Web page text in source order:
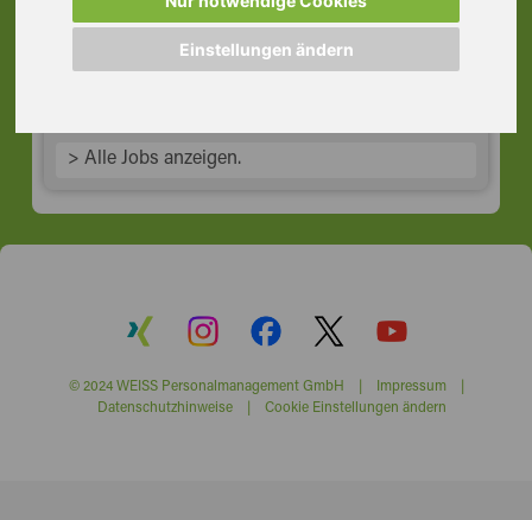
Einstellungen ändern
97082 Würzburg
> Alle Jobs anzeigen.
© 2024 WEISS Personalmanagement GmbH | Impressum|
Datenschutzhinweise| Cookie Einstellungen ändern